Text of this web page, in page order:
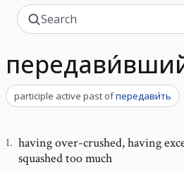
participle active past ofпередави́ть
1. having over-crushed,having
squashed too much